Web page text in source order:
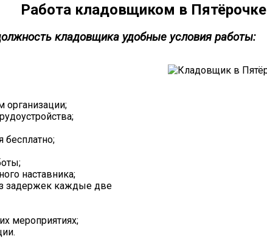
Работа кладовщиком в Пятёрочке
кладовщика удобные условия работы:
организации;
наставника;
задержек каждые две
мероприятиях;